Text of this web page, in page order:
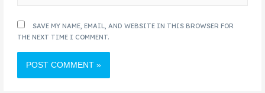
SAVE MY NAME, EMAIL, AND WEBSITE IN THIS BROWSER FOR
THE NEXT TIME I COMMENT.